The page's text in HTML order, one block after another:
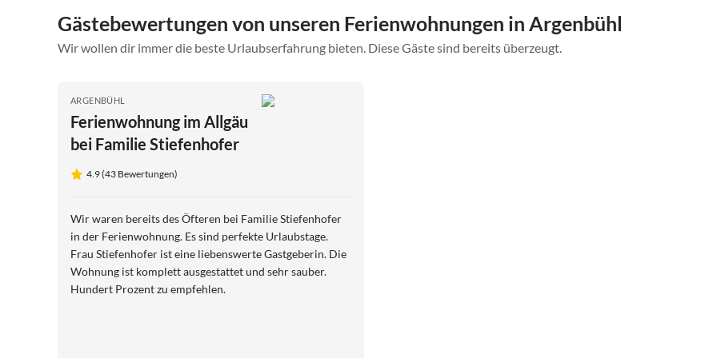
Gästebewertungen von unseren Ferienwohnungen in Argenbühl
Wir wollen dir immer die beste Urlaubserfahrung bieten. Diese Gäste sind bereits überzeugt.
ARGENBÜHL
Ferienwohnung im Allgäu
bei Familie Stiefenhofer
4.9 (43 Bewertungen)
Wir waren bereits des Öfteren bei Familie Stiefenhofer
in der Ferienwohnung. Es sind perfekte Urlaubstage.
Frau Stiefenhofer ist eine liebenswerte Gastgeberin. Die
Wohnung ist komplett ausgestattet und sehr sauber.
Hundert Prozent zu empfehlen.